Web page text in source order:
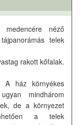
medencére néző
telek
rakott kőfalak.
ház környékes
mindhárom
de a környezet
a telek